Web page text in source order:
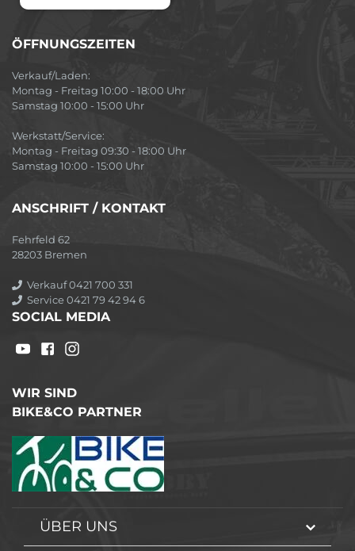
ÖFFNUNGSZEITEN
Verkauf/Laden:
Montag - Freitag 10:00 - 18:00 Uhr
Samstag 10:00 - 15:00 Uhr
Werkstatt/Service:
Montag - Freitag 09:30 - 18:00 Uhr
Samstag 10:00 - 15:00 Uhr
ANSCHRIFT / KONTAKT
Fehrfeld 62
28203 Bremen
Verkauf 0421 700 331
Service 0421 79 42 94 6
SOCIAL MEDIA
WIR SIND
BIKE&CO PARTNER
ÜBER UNS